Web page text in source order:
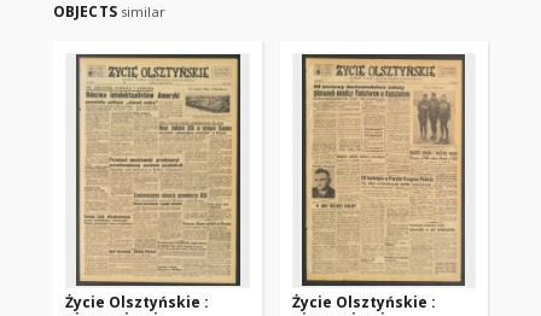
OBJECTS similar
Życie Olsztyńskie :
Życie Olsztyńskie :